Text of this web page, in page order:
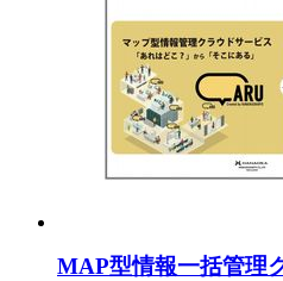
MAP型情報一括管理